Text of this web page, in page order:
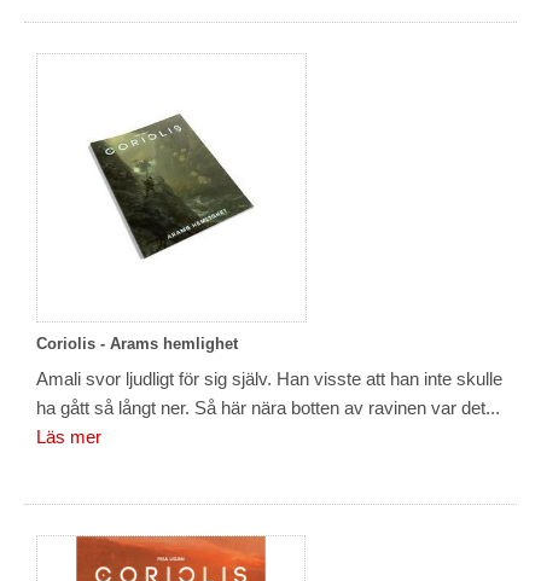
Coriolis - Arams hemlighet
Amali svor ljudligt för sig själv. Han visste att han inte skulle
ha gått så långt ner. Så här nära botten av ravinen var det...
Läs mer